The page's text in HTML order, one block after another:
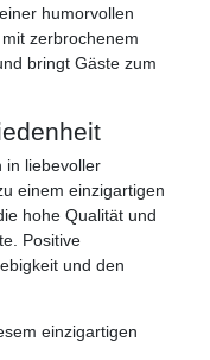
humorvollen
zerbrochenem
bringt Gäste zum
in liebevoller
einem einzigartigen
hohe Qualität und
Positive
und den
einzigartigen